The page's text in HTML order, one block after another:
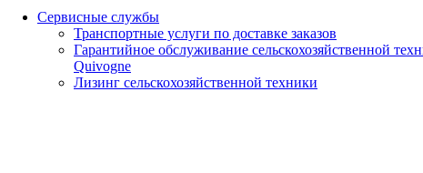
Сервисные службы
Транспортные услуги по доставке заказов
Гарантийное обслуживание сельскохозяйственной
Quivogne
Лизинг сельскохозяйственной техники